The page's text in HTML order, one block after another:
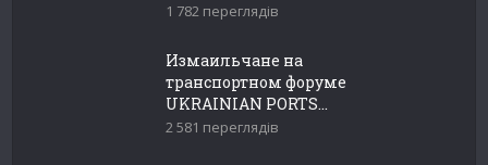
1 782 переглядів
Измаильчане на
транспортном форуме
UKRAINIAN PORTS...
2 581 переглядів